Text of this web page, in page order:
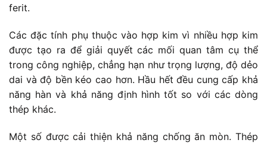
ferit.
Các đặc tính phụ thuộc vào hợp kim vì nhiều hợp kim
được tạo ra để giải quyết các mối quan tâm cụ thể
trong công nghiệp, chẳng hạn như trọng lượng, độ dẻo
dai và độ bền kéo cao hơn. Hầu hết đều cung cấp khả
năng hàn và khả năng định hình tốt so với các dòng
thép khác.
Một số được cải thiện khả năng chống ăn mòn. Thép